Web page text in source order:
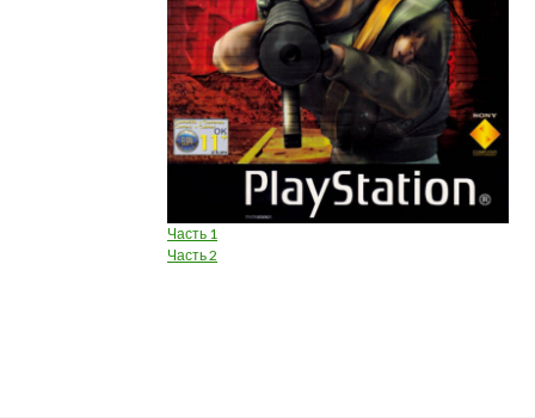
Часть 1
Часть 2